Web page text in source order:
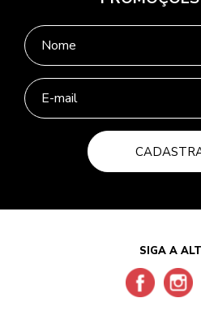
SIGA A